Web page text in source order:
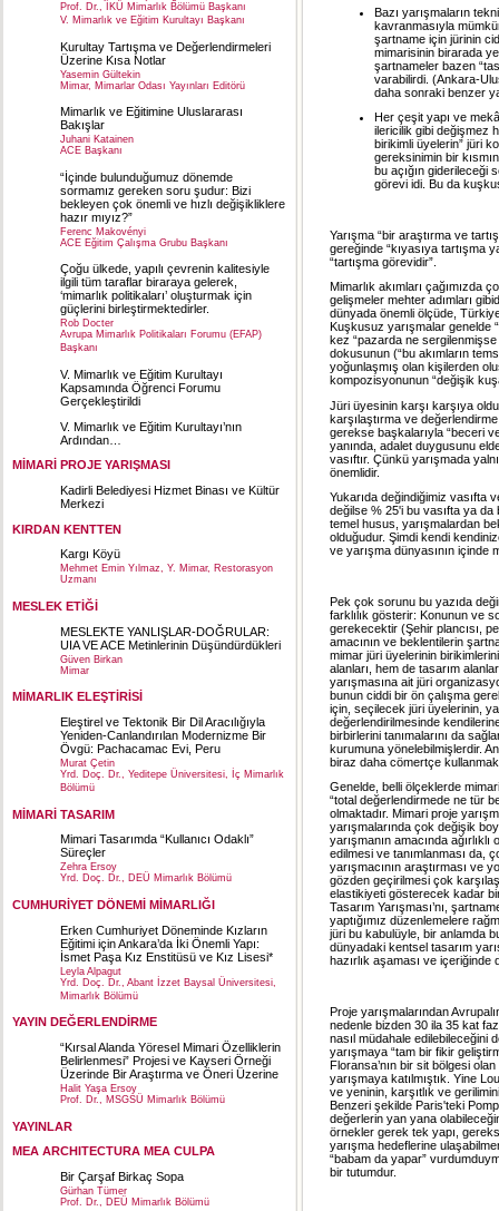
Prof. Dr., İKÜ Mimarlık Bölümü Başkanı
V. Mimarlık ve Eğitim Kurultayı Başkanı
Kurultay Tartışma ve Değerlendirmeleri
Üzerine Kısa Notlar
Yasemin Gültekin
Mimar, Mimarlar Odası Yayınları Editörü
Mimarlık ve Eğitimine Uluslararası
Bakışlar
Juhani Katainen
ACE Başkanı
“İçinde bulunduğumuz dönemde
sormamız gereken soru şudur: Bizi
bekleyen çok önemli ve hızlı değişikliklere
hazır mıyız?”
Ferenc Makovényi
ACE Eğitim Çalışma Grubu Başkanı
Çoğu ülkede, yapılı çevrenin kalitesiyle
ilgili tüm taraflar biraraya gelerek,
‘mimarlık politikaları’ oluşturmak için
güçlerini birleştirmektedirler.
Rob Docter
Avrupa Mimarlık Politikaları Forumu (EFAP)
Başkanı
V. Mimarlık ve Eğitim Kurultayı
Kapsamında Öğrenci Forumu
Gerçekleştirildi
V. Mimarlık ve Eğitim Kurultayı’nın
Ardından…
MİMARİ PROJE YARIŞMASI
Kadirli Belediyesi Hizmet Binası ve Kültür
Merkezi
KIRDAN KENTTEN
Kargı Köyü
Mehmet Emin Yılmaz, Y. Mimar, Restorasyon
Uzmanı
MESLEK ETİĞİ
MESLEKTE YANLIŞLAR-DOĞRULAR:
UIA VE ACE Metinlerinin Düşündürdükleri
Güven Birkan
Mimar
MİMARLIK ELEŞTİRİSİ
Eleştirel ve Tektonik Bir Dil Aracılığıyla
Yeniden-Canlandırılan Modernizme Bir
Övgü: Pachacamac Evi, Peru
Murat Çetin
Yrd. Doç. Dr., Yeditepe Üniversitesi, İç Mimarlık
Bölümü
MİMARİ TASARIM
Mimari Tasarımda “Kullanıcı Odaklı”
Süreçler
Zehra Ersoy
Yrd. Doç. Dr., DEÜ Mimarlık Bölümü
CUMHURİYET DÖNEMİ MİMARLIĞI
Erken Cumhuriyet Döneminde Kızların
Eğitimi için Ankara’da İki Önemli Yapı:
İsmet Paşa Kız Enstitüsü ve Kız Lisesi*
Leyla Alpagut
Yrd. Doç. Dr., Abant İzzet Baysal Üniversitesi,
Mimarlık Bölümü
YAYIN DEĞERLENDİRME
“Kırsal Alanda Yöresel Mimari Özelliklerin
Belirlenmesi” Projesi ve Kayseri Örneği
Üzerinde Bir Araştırma ve Öneri Üzerine
Halit Yaşa Ersoy
Prof. Dr., MSGSÜ Mimarlık Bölümü
YAYINLAR
MEA ARCHITECTURA MEA CULPA
Bir Çarşaf Birkaç Sopa
Gürhan Tümer
Prof. Dr., DEÜ Mimarlık Bölümü
Bazı yarışmaların
kavranmasıyla
şartname için jürinin
mimarisinin birarada
şartnameler bazen
varabilirdi. (Ankara-
daha sonraki benzer
Her çeşit yapı ve
ilericilik gibi değişmez
birikimli üyelerin” jüri
gereksinimin bir
bu açığın giderileceği
görevi idi. Bu da
Yarışma “bir araştırma ve
gereğinde “kıyasıya tartışma
“tartışma görevidir”.
Mimarlık akımları çağımızda
gelişmeler mehter adımları
dünyada önemli ölçüde,
Kuşkusuz yarışmalar genelde
kez “pazarda ne
dokusunun (“bu akımların
yoğunlaşmış olan kişilerden
kompozisyonunun “değişik
Jüri üyesinin karşı karşıya
karşılaştırma ve
gerekse başkalarıyla “beceri
yanında, adalet duygusunu
vasıftır. Çünkü yarışmada
önemlidir.
Yukarıda değindiğimiz vasıfta
değilse % 25'i bu vasıfta ya da
temel husus, yarışmalardan
olduğudur. Şimdi kendi
ve yarışma dünyasının içinde
Pek çok sorunu bu yazıda
farklılık gösterir: Konunun ve
gerekecektir (Şehir plancısı,
amacının ve beklentilerin
mimar jüri üyelerinin
alanları, hem de tasarım
yarışmasına ait jüri
bunun ciddi bir ön çalışma
için, seçilecek jüri üyelerinin,
değerlendirilmesinde
birbirlerini tanımalarını da
kurumuna yönelebilmişlerdir.
biraz daha cömertçe kullanmak
Genelde, belli ölçeklerde
“total değerlendirmede ne tür
olmaktadır. Mimari proje
yarışmalarında çok değişik
yarışmanın amacında
edilmesi ve tanımlanması da,
yarışmacının araştırması ve
gözden geçirilmesi çok
elastikiyeti gösterecek kadar
Tasarım Yarışması’nı,
yaptığımız düzenlemelere
jüri bu kabulüyle, bir anlamda
dünyadaki kentsel tasarım
hazırlık aşaması ve içeriğinde
Proje yarışmalarından
nedenle bizden 30 ila 35 kat
nasıl müdahale edilebileceğini
yarışmaya “tam bir fikir
Floransa’nın bir sit bölgesi
yarışmaya katılmıştık. Yine
ve yeninin, karşıtlık ve
Benzeri şekilde Paris'teki
değerlerin yan yana
örnekler gerek tek yapı,
yarışma hedeflerine
“babam da yapar”
bir tutumdur.